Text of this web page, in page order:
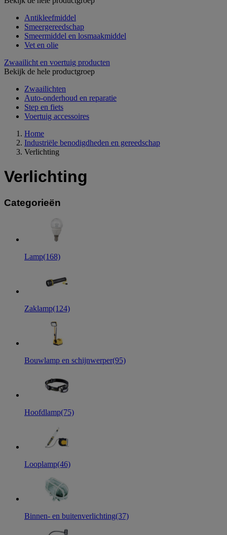
Antikleefmiddel
Smeergereedschap
Smeermiddel en losmaakmiddel
Vet en olie
Zwaailicht en voertuig producten
Bekijk de hele productgroep
Zwaailichten
Auto-onderhoud en reparatie
Step en fiets
Voertuig accessoires
Home
Industriële benodigdheden en gereedschap
Verlichting
Verlichting
Categorieën
Lamp(168)
Zaklamp(124)
Bouwlamp en schijnwerper(95)
Hoofdlamp(75)
Looplamp(46)
Binnen- en buitenverlichting(37)